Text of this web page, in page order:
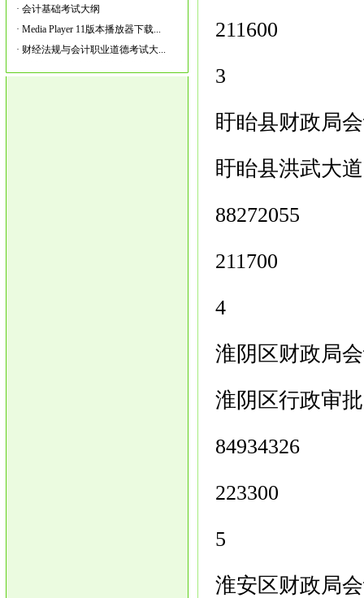
· 会计基础考试大纲
· Media Player 11版本播放器下载...
· 财经法规与会计职业道德考试大...
211600
3
盱眙县财政局
盱眙县洪武大
88272055
211700
4
淮阴区财政局
淮阴区行政审
84934326
223300
5
淮安区财政局